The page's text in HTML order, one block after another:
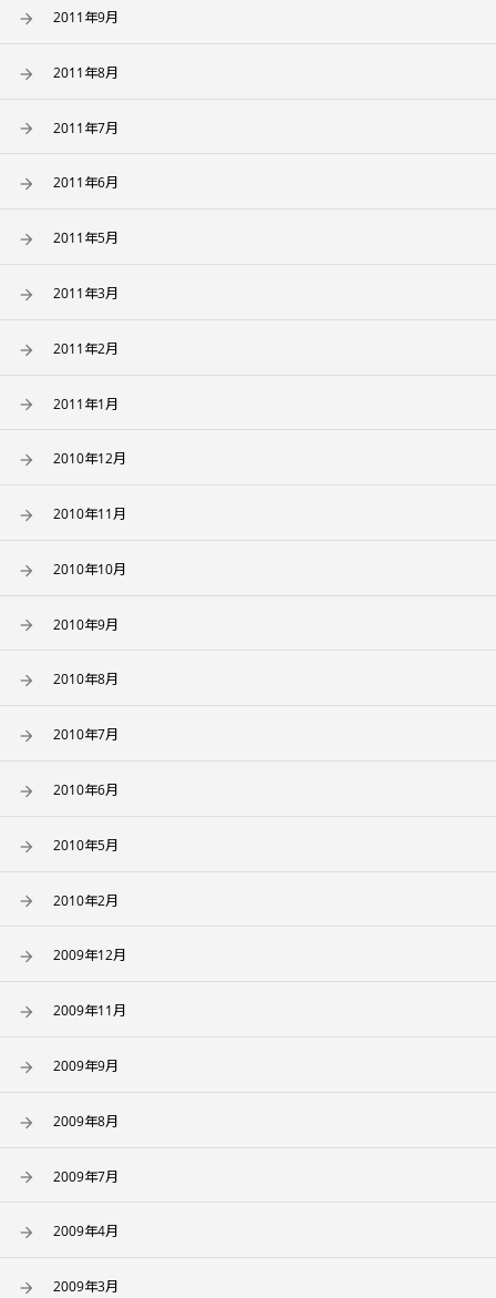
2011年9月
2011年8月
2011年7月
2011年6月
2011年5月
2011年3月
2011年2月
2011年1月
2010年12月
2010年11月
2010年10月
2010年9月
2010年8月
2010年7月
2010年6月
2010年5月
2010年2月
2009年12月
2009年11月
2009年9月
2009年8月
2009年7月
2009年4月
2009年3月